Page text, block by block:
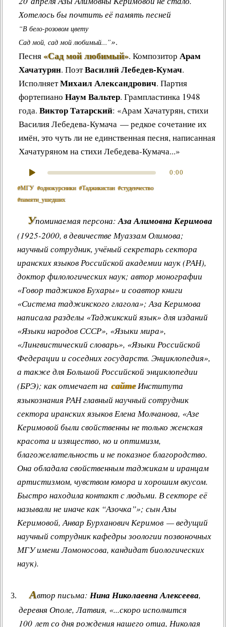
Хотелось бы почтить её память песней
“В бело-розовом цвету
Сад мой, сад мой любимый...”».
Песня«Сад мой любимый». Композитор Арам
Хачатурян. ПоэтВасилий Лебедев-Кумач.
ИсполняетМихаил Александрович. Партия
фортепиано Наум Вальтер. Грампластинка 1948
года. Виктор Татарский: «Арам Хачатурян, стихи
Василия Лебедева-Кумача — редкое сочетание их
имён, это чуть ли не единственная песня, написанная
Хачатуряном на стихи Лебедева-Кумача...»
0:00
#МГУ #однокурсники #Таджикистан #студенчество
#памяти_ушедших
Упоминаемая персона:Аза Алимовна Керимова
(1925-2000, в девичестве Муаззам Олимова;
научный сотрудник, учёный секретарь сектора
иранских языков Российской академии наук (РАН),
доктор филологических наук; автор монографии
«Говор таджиков Бухары» и соавтор книги
«Система таджикского глагола»; Аза Керимова
написала разделы «Таджикский язык» для изданий
«Языки народов СССР», «Языки мира»,
«Лингвистический словарь», «Языки Российской
Федерации и соседних государств. Энциклопедия»,
а также для Большой Российской энциклопедии
(БРЭ); как отмечает на сайтеИнститута
языкознания РАН главный научный сотрудник
сектора иранских языков Елена Молчанова, «Азе
Керимовой были свойственны не только женская
красота и изящество, но и оптимизм,
благожелательность и не показное благородство.
Она обладала свойственным таджикам и иранцам
артистизмом, чувством юмора и хорошим вкусом.
Быстро находила контакт с людьми. В секторе её
называли не иначе как “Азочка”»; сын Азы
Керимовой, Анвар Бурханович Керимов — ведущий
научный сотрудник кафедры зоологии позвоночных
МГУ имени Ломоносова, кандидат биологических
наук).
Автор письма: Нина Николаевна Алексеева,
деревня Ополе, Латвия, «...скоро исполнится
100 лет со дня рождения нашего отца, Николая